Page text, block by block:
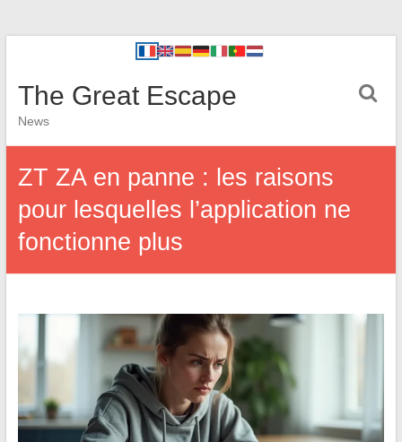
The Great Escape
News
ZT ZA en panne : les raisons
pour lesquelles l’application ne
fonctionne plus